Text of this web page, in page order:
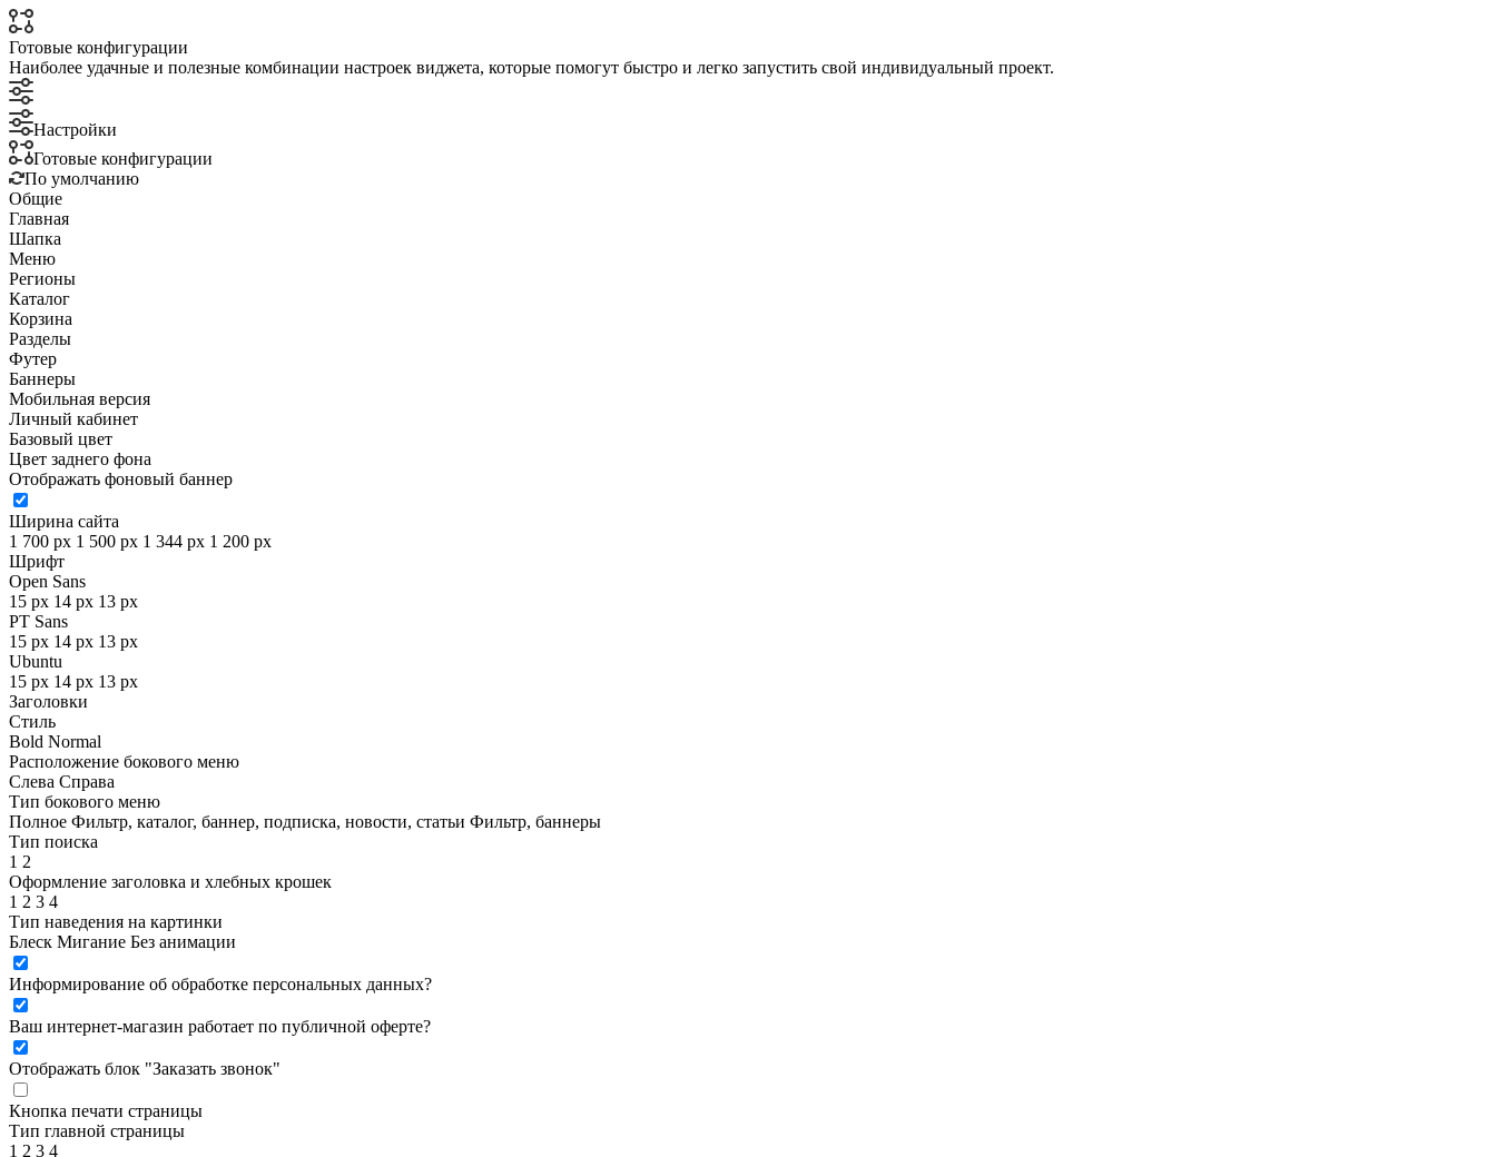
Готовые конфигурации
Наиболее удачные и полезные комбинации настроек виджета, которые помогут быстро и легко запустить свой индивидуальный проект.
Настройки
Готовые конфигурации
По умолчанию
Общие
Главная
Шапка
Меню
Регионы
Каталог
Корзина
Разделы
Футер
Баннеры
Мобильная версия
Личный кабинет
Базовый цвет
Цвет заднего фона
Отображать фоновый баннер
Ширина сайта
1 700 px 1 500 px 1 344 px 1 200 px
Шрифт
Open Sans
15 px 14 px 13 px
PT Sans
15 px 14 px 13 px
Ubuntu
15 px 14 px 13 px
Заголовки
Стиль
Bold Normal
Расположение бокового меню
Слева Справа
Тип бокового меню
Полное Фильтр, каталог, баннер, подписка, новости, статьи Фильтр, баннеры
Тип поиска
1 2
Оформление заголовка и хлебных крошек
1 2 3 4
Тип наведения на картинки
Блеск Мигание Без анимации
Информирование об обработке персональных данных?
Ваш интернет-магазин работает по публичной оферте?
Отображать блок "Заказать звонок"
Кнопка печати страницы
Тип главной страницы
1 2 3 4